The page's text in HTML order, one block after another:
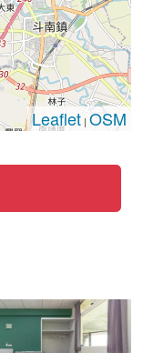
Leaflet| OSM